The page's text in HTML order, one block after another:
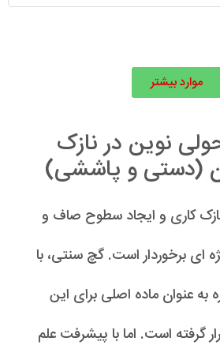
موارد بیشتر
نوین در نازک
(دستی و پاششی)
کاری و ایجاد سطوح صاف و
ای برخوردار است. گچ سنتی، با
به عنوان ماده اصلی برای این
گرفته است. اما با پیشرفت علم